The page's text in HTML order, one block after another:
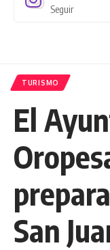
Seguir
TURISMO
El
San